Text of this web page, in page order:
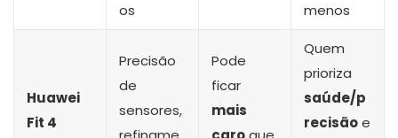
os
menos
Huawei
Fit 4
Precisão
de
sensores,
Pode
ficar
mais
Quem
prioriza
saúde/p
recisãoe